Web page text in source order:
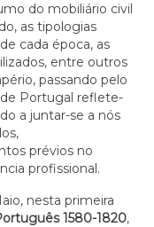
do mobiliário civil
as tipologias
cada época, as
entre outros
passando pelo
Portugal reflete-
a juntar-se a nós
prévios no
profissional.
nesta primeira
1580-1820,